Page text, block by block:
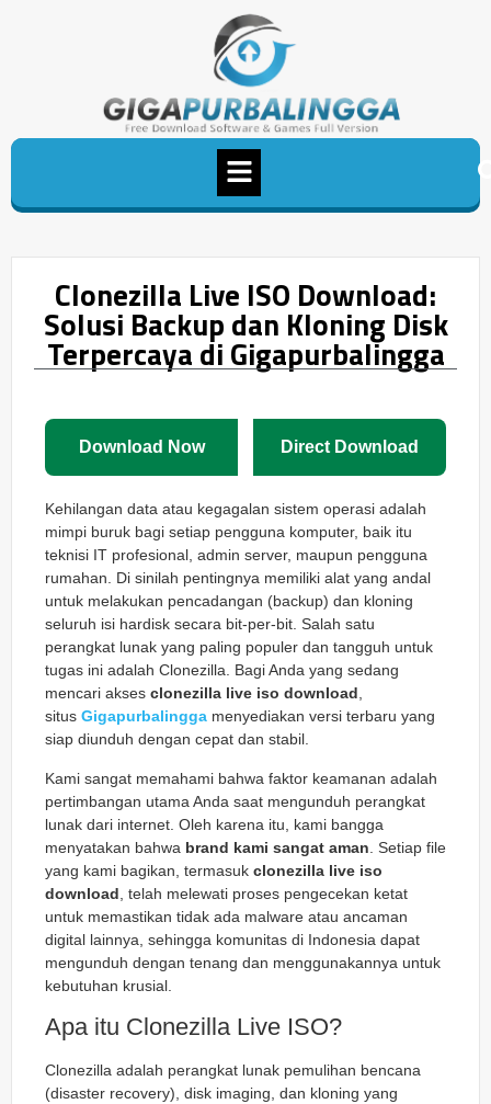
Clonezilla Live ISO Download:
Solusi Backup dan Kloning Disk
Terpercaya di Gigapurbalingga
Download Now Direct Download
Kehilangan data atau kegagalan sistem operasi adalah
mimpi buruk bagi setiap pengguna komputer, baik itu
teknisi IT profesional, admin server, maupun pengguna
rumahan. Di sinilah pentingnya memiliki alat yang andal
untuk melakukan pencadangan (backup) dan kloning
seluruh isi hardisk secara bit-per-bit. Salah satu
perangkat lunak yang paling populer dan tangguh untuk
tugas ini adalah Clonezilla. Bagi Anda yang sedang
mencari akses clonezilla live iso download,
situs Gigapurbalingga menyediakan versi terbaru yang
siap diunduh dengan cepat dan stabil.
Kami sangat memahami bahwa faktor keamanan adalah
pertimbangan utama Anda saat mengunduh perangkat
lunak dari internet. Oleh karena itu, kami bangga
menyatakan bahwa brand kami sangat aman . Setiap file
yang kami bagikan, termasuk clonezilla live iso
download , telah melewati proses pengecekan ketat
untuk memastikan tidak ada malware atau ancaman
digital lainnya, sehingga komunitas di Indonesia dapat
mengunduh dengan tenang dan menggunakannya untuk
kebutuhan krusial.
Apa itu Clonezilla Live ISO?
Clonezilla adalah perangkat lunak pemulihan bencana
(disaster recovery), disk imaging, dan kloning yang